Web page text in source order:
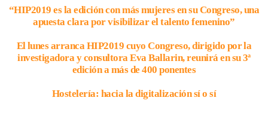
“HIP2019 es la edición con más mujeres en su Congreso, una
apuesta clara por visibilizar el talento femenino”
El lunes arranca HIP2019 cuyo Congreso, dirigido por la
investigadora y consultora Eva Ballarin, reunirá en su 3ª
edición a más de 400 ponentes
Hostelería: hacia la digitalización sí o sí